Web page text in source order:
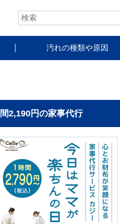
汚れの種類や原因
2,190円の家事代行